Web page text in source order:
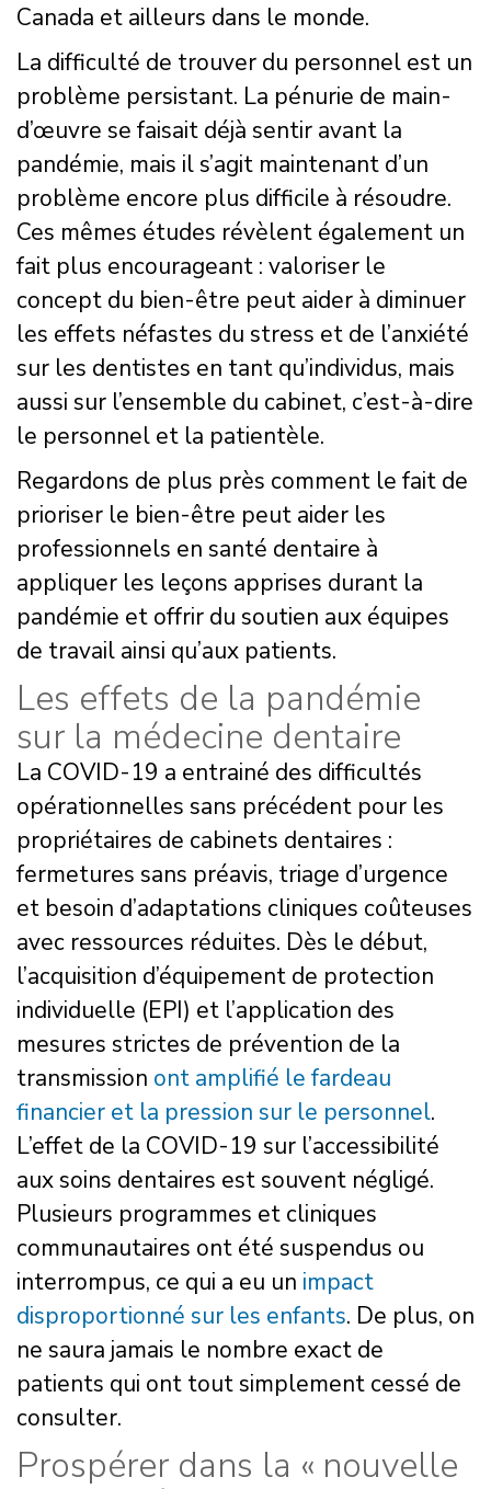
Canada et ailleurs dans le monde.
La difficulté de trouver du personnel est un
problème persistant. La pénurie de main-
d’œuvre se faisait déjà sentir avant la
pandémie, mais il s’agit maintenant d’un
problème encore plus difficile à résoudre.
Ces mêmes études révèlent également un
fait plus encourageant : valoriser le
concept du bien-être peut aider à diminuer
les effets néfastes du stress et de l’anxiété
sur les dentistes en tant qu’individus, mais
aussi sur l’ensemble du cabinet, c’est-à-dire
le personnel et la patientèle.
Regardons de plus près comment le fait de
prioriser le bien-être peut aider les
professionnels en santé dentaire à
appliquer les leçons apprises durant la
pandémie et offrir du soutien aux équipes
de travail ainsi qu’aux patients.
Les effets de la pandémie
sur la médecine dentaire
La COVID-19 a entrainé des difficultés
opérationnelles sans précédent pour les
propriétaires de cabinets dentaires :
fermetures sans préavis, triage d’urgence
et besoin d’adaptations cliniques coûteuses
avec ressources réduites. Dès le début,
l’acquisition d’équipement de protection
individuelle (EPI) et l’application des
mesures strictes de prévention de la
transmission ont amplifié le fardeau
financier et la pression sur le personnel.
L’effet de la COVID-19 sur l’accessibilité
aux soins dentaires est souvent négligé.
Plusieurs programmes et cliniques
communautaires ont été suspendus ou
interrompus, ce qui a eu un impact
disproportionné sur les enfants. De plus, on
ne saura jamais le nombre exact de
patients qui ont tout simplement cessé de
consulter.
Prospérer dans la « nouvelle